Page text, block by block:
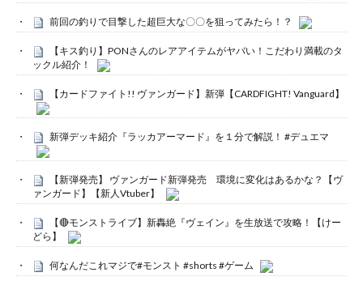
前回の釣りで目撃した超巨大な〇〇を狙ってみたら！？
【キス釣り】PONさんのレアアイテムがヤバい！こだわり満載のタ
ックル紹介！
【カードファイト!! ヴァンガード】新弾【CARDFIGHT! Vanguard】
新弾デッキ紹介『ラッカアーマード』を１分で解説！ #デュエマ
【新弾発売】 ヴァンガード新弾発売 環境に変化はあるかな？【ヴ
ァンガード】【新人Vtuber】
【🔴モンストライブ】新轟絶『ヴェイン』を生放送で攻略！【けー
どら】
何なんだこれマジで#モンスト #shorts #ゲーム